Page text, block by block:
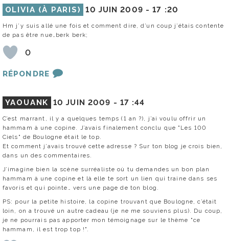
OLIVIA (À PARIS) 10 JUIN 2009 -17 :20
Hm j’y suis allé une fois et comment dire, d’un coup j’étais contente
de pas être nue…berk berk;
0
RÉPONDRE
YAOUANK 10 JUIN 2009 - 17 :44
C’est marrant, il y a quelques temps (1 an ?), j’ai voulu offrir un
hammam à une copine. J’avais finalement conclu que "Les 100
Ciels" de Boulogne était le top.
Et comment j’avais trouvé cette adresse ? Sur ton blog je crois bien,
dans un des commentaires.
J’imagine bien la scène surréaliste où tu demandes un bon plan
hammam à une copine et là elle te sort un lien qui traine dans ses
favoris et qui pointe… vers une page de ton blog.
PS: pour la petite histoire, la copine trouvant que Boulogne, c’était
loin, on a trouvé un autre cadeau (je ne me souviens plus). Du coup,
je ne pourrais pas apporter mon témoignage sur le thème "ce
hammam, il est trop top !".